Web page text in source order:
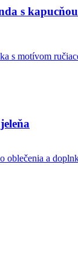
s kapucňou